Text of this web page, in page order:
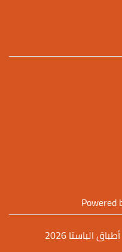
Powered
2026